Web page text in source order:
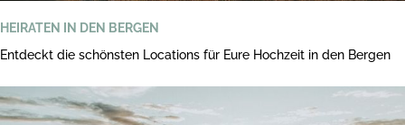
HEIRATEN IN DEN BERGEN
Entdeckt die schönsten Locations für Eure Hochzeit in den Bergen